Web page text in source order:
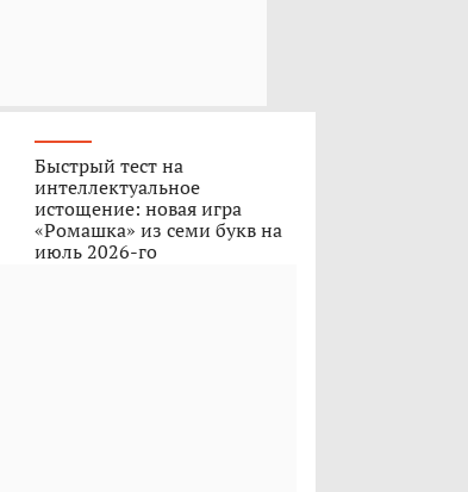
Быстрый тест на
интеллектуальное
истощение: новая игра
«Ромашка» из семи букв на
июль 2026-го